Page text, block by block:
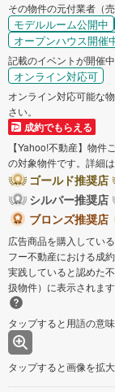
その物件の元付業者（
モデルルーム公開中
オープンハウス開催
記載のイベントが開催
オンライン対応可
オンライン対応可能な
さい。
成約でもらえる
【Yahoo!不動産】物件
の対象物件です。詳細は
ゴールド推奨店
シルバー推奨店
ブロンズ推奨店
広告商品を購入してい
フー不動産における成
実践していると認めた
扱物件）に表示されます
タップすると用語の意
タップすると画像を拡大